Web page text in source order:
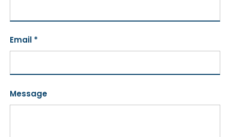
Email *
Message